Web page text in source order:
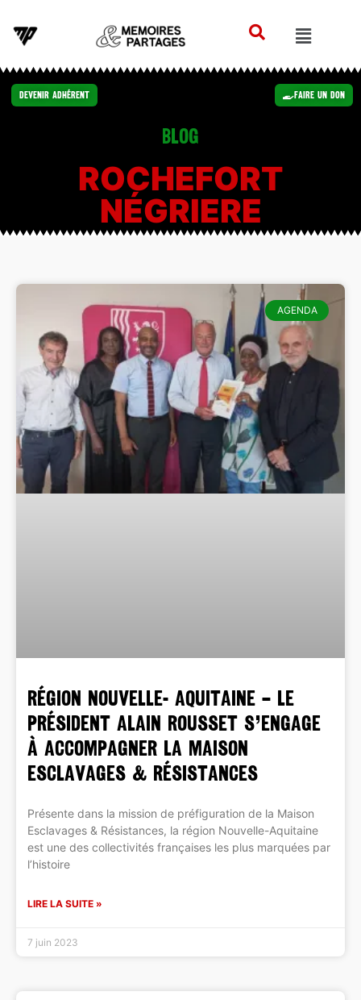
Devenir Adhérent Faire un Don
Blog
ROCHEFORT
NÉGRIERE
AGENDA
RÉGION NOUVELLE- AQUITAINE – Le
président Alain Rousset s’engage
à accompagner la Maison
Esclavages & Résistances
Présente dans la mission de préfiguration de la Maison
Esclavages & Résistances, la région Nouvelle-Aquitaine
est une des collectivités françaises les plus marquées par
l’histoire
LIRE LA SUITE »
7 juin 2023